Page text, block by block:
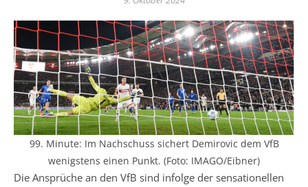
99. Minute: Im Nachschuss sichert Demirovic dem VfB
wenigstens einen Punkt. (Foto: IMAGO/Eibner)
Die Ansprüche an den VfB sind infolge der sensationellen